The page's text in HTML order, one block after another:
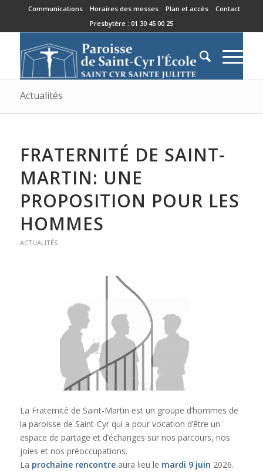
Communications Horaires des messes Plan et accès
Contact
Presbytère : 01 30 45 00 25
Actualités
FRATERNITÉ DE SAINT-
MARTIN: UNE
PROPOSITION POUR LES
HOMMES
ACTUALITÉS
La Fraternité de Saint-Martin est un groupe d’hommes de
la paroisse de Saint-Cyr qui a pour vocation d’être un
espace de partage et d’échanges sur nos parcours, nos
joies et nos préoccupations.
La prochaine rencontreaura lieu le mardi 9 juin 2026.